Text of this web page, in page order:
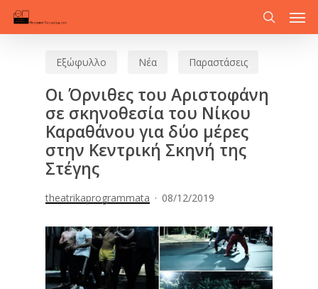
Skip
search
Εξώφυλλο Νέα Παραστάσεις
Οι Όρνιθες του Αριστοφάνη
σε σκηνοθεσία του Νίκου
Καραθάνου για δύο μέρες
στην Κεντρική Σκηνή της
Στέγης
theatrikaprogrammata 08/12/2019